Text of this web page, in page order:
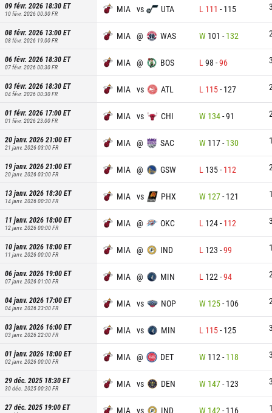
09 févr. 2026 18:30ET
10 févr. 2026 00:30FR MIA vs UTA L 111 - 115
08 févr. 2026 13:00ET
08 févr. 2026 19:00FR MIA @ WAS W 101 - 132
06 févr. 2026 18:30ET
07 févr. 2026 00:30FR MIA @ BOS L 98 -96
03 févr. 2026 18:30ET
04 févr. 2026 00:30FR MIA vs ATL L 115- 127
01 févr. 2026 17:00ET
01 févr. 2026 23:00FR MIA vs CHI W 134-91
20 janv. 2026 21:00ET
21 janv. 2026 03:00FR MIA @ SAC W 117- 130
19 janv. 2026 21:00ET
20 janv. 2026 03:00FR MIA @ GSW L 135- 112
13 janv. 2026 18:30ET
14 janv. 2026 00:30FR MIA vs PHX W 127- 121
11 janv. 2026 18:00ET
12 janv. 2026 00:00FR MIA @ OKC L 124- 112
10 janv. 2026 18:00ET
11 janv. 2026 00:00FR MIA @ IND L 123 -99
06 janv. 2026 19:00ET
07 janv. 2026 01:00FR MIA @ MIN L 122 -94
04 janv. 2026 17:00ET
04 janv. 2026 23:00FR MIA vs NOP W 125- 106
03 janv. 2026 16:00ET
03 janv. 2026 22:00FR MIA vs MIN L 115- 125
01 janv. 2026 18:00ET
02 janv. 2026 00:00FR MIA @ DET W 112 - 118
29 déc. 2025 18:30ET
30 déc. 2025 00:30FR MIA vs DEN W 147- 123
27 déc. 2025 19:00ET MIA vs IND W 142 - 116